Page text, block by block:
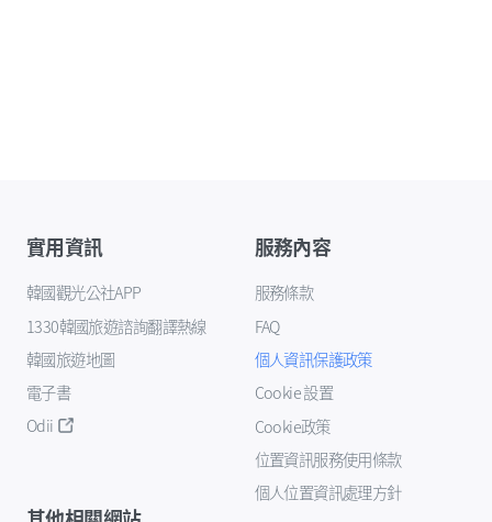
實用資訊
韓國觀光公社APP
1330韓國旅遊諮詢翻譯熱線
韓國旅遊地圖
電子書
Odii
服務內容
服務條款
FAQ
個人資訊保護政策
Cookie 設置
Cookie政策
位置資訊服務使用條款
個人位置資訊處理方針